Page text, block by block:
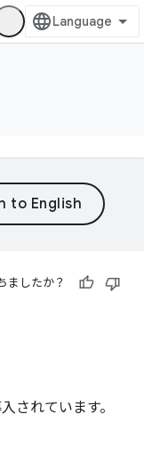
ましたか？
されています。